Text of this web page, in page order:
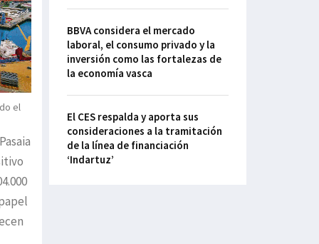
el
BBVA considera el mercado
laboral, el consumo privado y la
inversión como las fortalezas de
la economía vasca
El CES respalda y aporta sus
consideraciones a la tramitación
de la línea de financiación
‘Indartuz’